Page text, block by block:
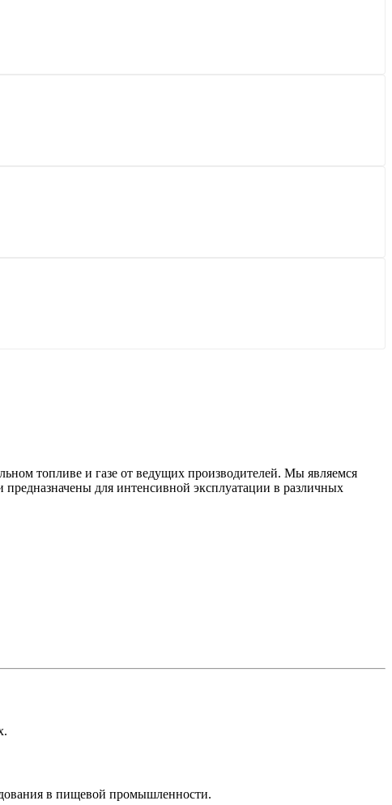
топливе и газе от ведущих производителей. Мы являемся
для интенсивной эксплуатации в различных
в пищевой промышленности.